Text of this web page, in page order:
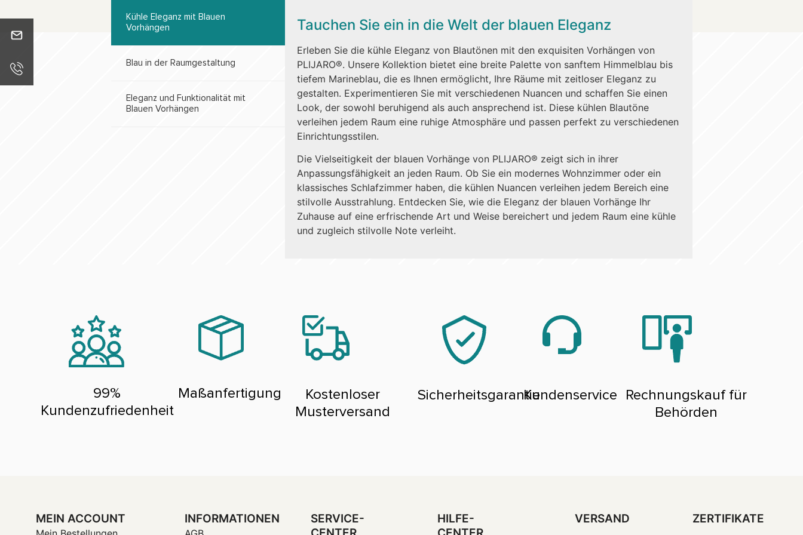
Kühle Eleganz mit Blauen
Vorhängen
Blau in der Raumgestaltung
Eleganz und Funktionalität mit
Blauen Vorhängen
Tauchen Sie ein in die Welt der blauen Eleganz
Erleben Sie die kühle Eleganz von Blautönen mit den exquisiten Vorhängen von
PLIJARO®. Unsere Kollektion bietet eine breite Palette von sanftem Himmelblau bis
tiefem Marineblau, die es Ihnen ermöglicht, Ihre Räume mit zeitloser Eleganz zu
gestalten. Experimentieren Sie mit verschiedenen Nuancen und schaffen Sie einen
Look, der sowohl beruhigend als auch ansprechend ist. Diese kühlen Blautöne
verleihen jedem Raum eine ruhige Atmosphäre und passen perfekt zu verschiedenen
Einrichtungsstilen.
Die Vielseitigkeit der blauen Vorhänge von PLIJARO® zeigt sich in ihrer
Anpassungsfähigkeit an jeden Raum. Ob Sie ein modernes Wohnzimmer oder ein
klassisches Schlafzimmer haben, die kühlen Nuancen verleihen jedem Bereich eine
stilvolle Ausstrahlung. Entdecken Sie, wie die Eleganz der blauen Vorhänge Ihr
Zuhause auf eine erfrischende Art und Weise bereichert und jedem Raum eine kühle
und zugleich stilvolle Note verleiht.
99%
Kundenzufriedenheit
Maßanfertigung
Kostenloser
Musterversand
SicherheitsgarantieKundenservice
Rechnungskauf für
Behörden
MEIN ACCOUNT INFORMATIONEN
SERVICE-
HILFE-
VERSAND ZERTIFIKATE